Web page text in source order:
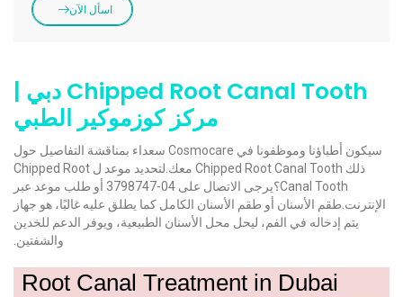
اسأل الآن
Chipped Root Canal Tooth دبي |
مركز كوزموكير الطبي
سيكون أطباؤنا وموظفونا في Cosmocare سعداء بمناقشة التفاصيل حول
ذلك Chipped Root Canal Tooth معك.لتحديد موعد ل Chipped Root
Canal Tooth؟يرجى الاتصال على 04-3798747 أو طلب موعد عبر
الإنترنت.طقم الأسنان أو طقم الأسنان الكامل كما يطلق عليه غالبًا، هو جهاز
يتم إدخاله في الفم، ليحل محل الأسنان الطبيعية، ويوفر الدعم للخدين
والشفتين.